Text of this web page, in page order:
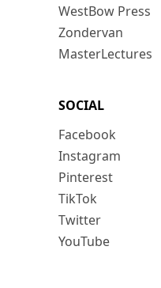
WestBow Press
Zondervan
MasterLectures
SOCIAL
Facebook
Instagram
Pinterest
TikTok
Twitter
YouTube